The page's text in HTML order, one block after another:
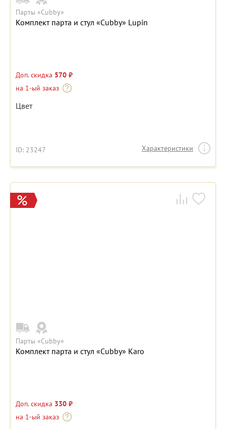
Парты «Cubby»
Комплект парта и стул «Cubby» Lupin
Доп. скидка 570 ₽
на 1-ый заказ
Цвет
ID: 23247 Характеристики
Парты «Cubby»
Комплект парта и стул «Cubby» Karo
Доп. скидка 330 ₽
на 1-ый заказ